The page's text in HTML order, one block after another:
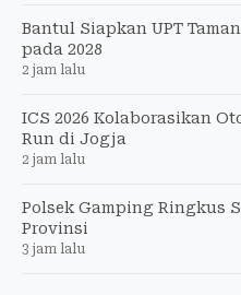
Bantul Siapkan UPT
pada 2028
2 jam lalu
ICS 2026 Kolaborasikan
Run di Jogja
2 jam lalu
Polsek Gamping Ringkus
Provinsi
3 jam lalu